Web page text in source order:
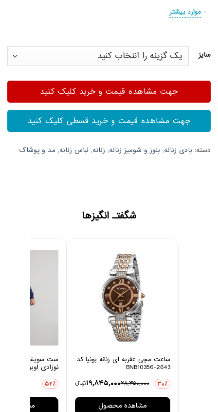
موارد بیشتر
سایز
جهت مشاهده قیمت و خرید کلیک کنید
جهت مشاهده قیمت و خرید قسطی کلیک کنید
دسته: بادی زنانه, بلوز و شومیز زنانه, زنانه, لباس زنانه, مد و پوشاک
شگفتـ انگیزها
ساعت مچی عقربه ای زنانه بونیا کد
BNB10356-2643
30٪ 28,350,000
19,845,000تومانءء
مشاهده محصول
ست سویشرت و
نوزادی اوبوکو مدل
52٪
مشاهده